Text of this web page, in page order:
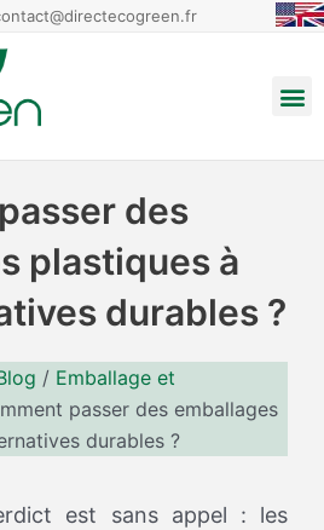
des
plastiques à
durables ?
/ Emballage et
passer des emballages
durables ?​
est sans appel : les